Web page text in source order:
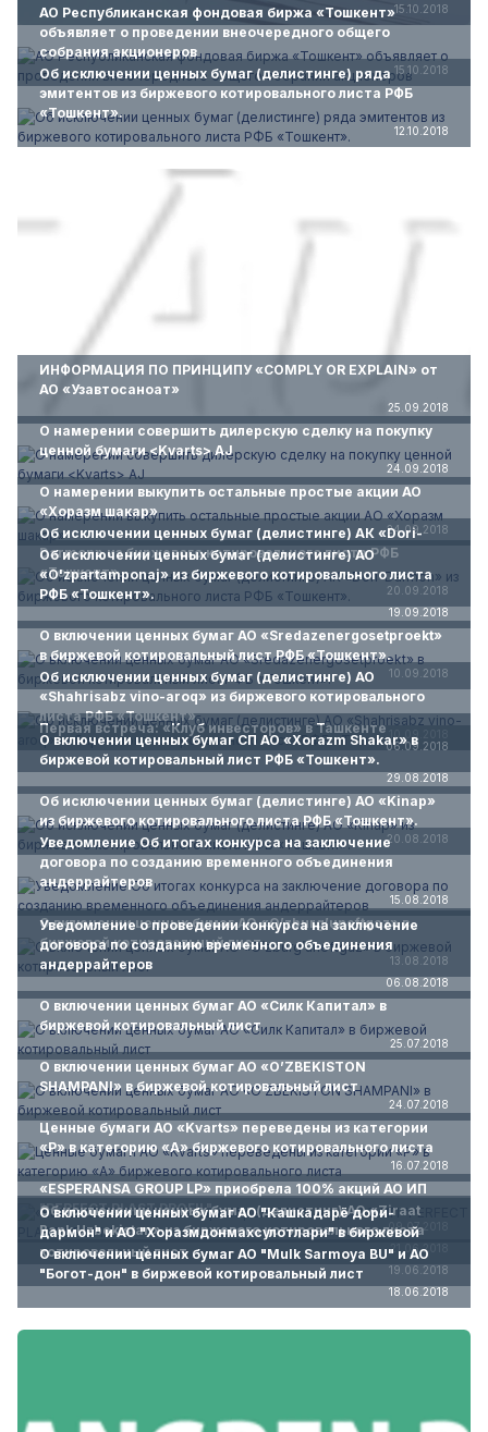
15.10.2018
АО Республиканская фондовая биржа «Тошкент»
объявляет о проведении внеочередного общего
собрания акционеров
15.10.2018
Об исключении ценных бумаг (делистинге) ряда
эмитентов из биржевого котировального листа РФБ
«Тошкент».
12.10.2018
ИНФОРМАЦИЯ ПО ПРИНЦИПУ «COMPLY OR EXPLAIN» от
АО «Узавтосаноат»
25.09.2018
О намерении совершить дилерскую сделку на покупку
ценной бумаги <Kvarts> AJ
24.09.2018
О намерении выкупить остальные простые акции АО
«Хоразм шакар»
24.09.2018
Об исключении ценных бумаг (делистинге) АК «Dori-
Darmon» из биржевого котировального листа РФБ
«Тошкент».
20.09.2018
Об исключении ценных бумаг (делистинге) АО
«O'zpartamponaj» из биржевого котировального листа
РФБ «Тошкент».
19.09.2018
О включении ценных бумаг АО «Sredazenergosetproekt»
в биржевой котировальный лист РФБ «Тошкент».
10.09.2018
Об исключении ценных бумаг (делистинге) АО
«Shahrisabz vino-aroq» из биржевого котировального
листа РФБ «Тошкент».
Первая встреча: «Клуб инвесторов» в Ташкенте
06.09.2018
О включении ценных бумаг СП АО «Xorazm Shakar» в
биржевой котировальный лист РФБ «Тошкент».
29.08.2018
Об исключении ценных бумаг (делистинге) АО «Kinap»
из биржевого котировального листа РФБ «Тошкент».
20.08.2018
Уведомление Об итогах конкурса на заключение
договора по созданию временного объединения
андеррайтеров
15.08.2018
О включении ценных бумаг АО «O’zburg’uneftgaz» в
биржевой котировальный лист
13.08.2018
Уведомление о проведении конкурса на заключение
договора по созданию временного объединения
андеррайтеров
06.08.2018
О включении ценных бумаг АО «Силк Капитал» в
биржевой котировальный лист
25.07.2018
О включении ценных бумаг АО «O’ZBEKISTON
SHAMPANI» в биржевой котировальный лист
24.07.2018
Ценные бумаги АО «Kvarts» переведены из категории
«P» в категорию «А» биржевого котировального листа
16.07.2018
«ESPERANSA GROUP LP» приобрела 100% акций АО ИП
"PERFECT PLAST PROFIL"
09.07.2018
Об исключении ценных бумаг (делистинг) АО «Ziraat
Bank Uzbekistan» из биржевого котировального листа
21.06.2018
О включении ценных бумаг АО "Кашкадарё дори-
дармон" и АО "Хоразмдонмахсулотлари" в биржевой
котировальный лист
19.06.2018
О включении ценных бумаг АО "Mulk Sarmoya BU" и АО
"Богот-дон" в биржевой котировальный лист
18.06.2018